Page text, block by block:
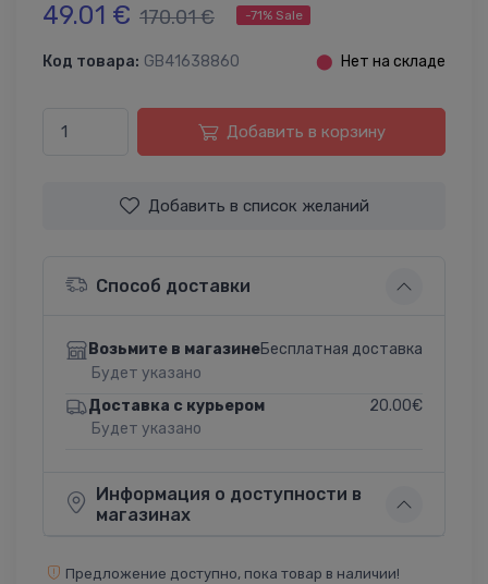
49.01 € 170.01 € -71% Sale
Код товара: GB41638860 ⬤ Нет на складе
Добавить в корзину
Добавить в список желаний
Способ доставки
Возьмите в магазине
Будет указано
Бесплатная доставка
Доставка с курьером
Будет указано
20.00€
Информация о доступности в
магазинах
Предложение доступно, пока товар в наличии!